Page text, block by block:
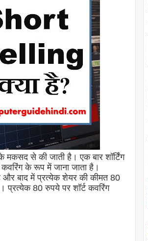
मकसद से की जाती है। एक बार शॉर्टिंग
कवरिंग के रूप में जाना जाता है।
और बाद में प्रत्येक शेयर की कीमत 80
प्रत्येक 80 रुपये पर शॉर्ट कवरिंग